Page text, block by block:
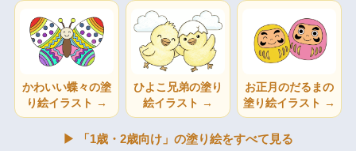
かわいい蝶々の塗
り絵イラスト →
ひよこ兄弟の塗り
絵イラスト →
お正月のだるまの
塗り絵イラスト →
▶ 「1歳・2歳向け」の塗り絵をすべて見る